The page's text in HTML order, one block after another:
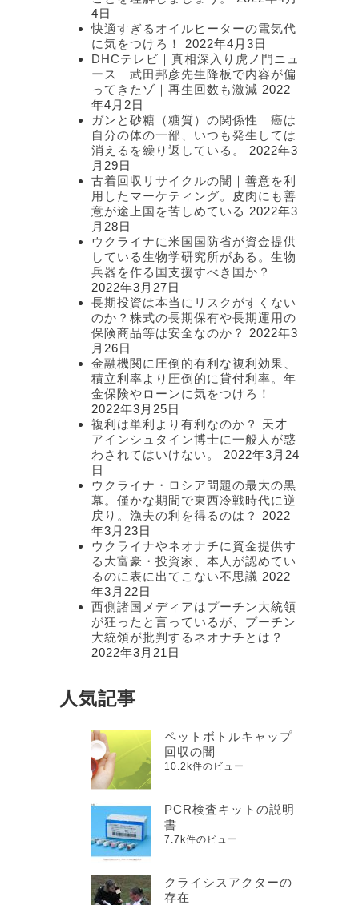
4日
快適すぎるオイルヒーターの電気代
に気をつけろ！
2022年4月3日
DHCテレビ｜真相深入り虎ノ門ニュ
ース｜武田邦彦先生降板で内容が偏
ってきたゾ｜再生回数も激減 2022
年4月2日
ガンと砂糖（糖質）の関係性｜癌は
自分の体の一部、いつも発生しては
消えるを繰り返している。
2022年3
月29日
古着回収リサイクルの闇｜善意を利
用したマーケティング。皮肉にも善
意が途上国を苦しめている 2022年3
月28日
ウクライナに米国国防省が資金提供
している生物学研究所がある。生物
兵器を作る国支援すべき国か？
2022年3月27日
長期投資は本当にリスクがすくない
のか？株式の長期保有や長期運用の
保険商品等は安全なのか？
2022年3
月26日
金融機関に圧倒的有利な複利効果、
積立利率より圧倒的に貸付利率。年
金保険やローンに気をつけろ！
2022年3月25日
複利は単利より有利なのか？ 天才
アインシュタイン博士に一般人が惑
わされてはいけない。
2022年3月24
日
ウクライナ・ロシア問題の最大の黒
幕。僅かな期間で東西冷戦時代に逆
戻り。漁夫の利を得るのは？
2022
年3月23日
ウクライナやネオナチに資金提供す
る大富豪・投資家、本人が認めてい
るのに表に出てこない不思議 2022
年3月22日
西側諸国メディアはプーチン大統領
が狂ったと言っているが、プーチン
大統領が批判するネオナチとは？
2022年3月21日
人気記事
ペットボトルキャップ
回収の闇
10.2k件のビュー
PCR検査キットの説明
書
7.7k件のビュー
クライシスアクターの
存在